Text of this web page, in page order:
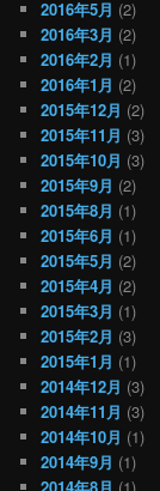
2016年5月 (2)
2016年3月 (2)
2016年2月 (1)
2016年1月 (2)
2015年12月 (2)
2015年11月 (3)
2015年10月 (3)
2015年9月 (2)
2015年8月 (1)
2015年6月 (1)
2015年5月 (2)
2015年4月 (2)
2015年3月 (1)
2015年2月 (3)
2015年1月 (1)
2014年12月 (3)
2014年11月 (3)
2014年10月 (1)
2014年9月 (1)